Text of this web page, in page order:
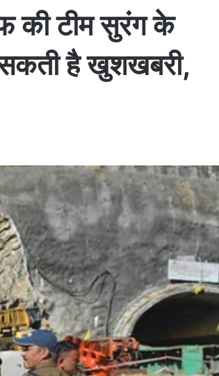
की टीम सुरंग के
सकती है खुशखबरी,